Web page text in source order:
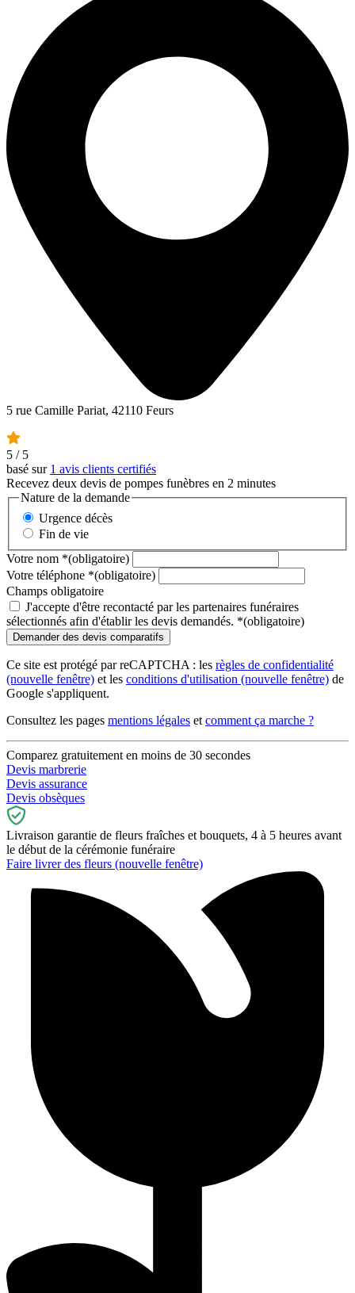
5 rue Camille Pariat, 42110 Feurs
5 / 5
basé sur 1 avis clients certifiés
Recevez deux devis de pompes funèbres en 2 minutes
Nature de la demande
Urgence décès
Fin de vie
Votre nom *(obligatoire)
Votre téléphone *(obligatoire)
Champs obligatoire
J'accepte d'être recontacté par les partenaires funéraires
sélectionnés afin d'établir les devis demandés. *(obligatoire)
Ce site est protégé par reCAPTCHA : les règles de confidentialité
(nouvelle fenêtre) et les conditions d'utilisation (nouvelle fenêtre) de
Google s'appliquent.
Consultez les pages mentions légales et comment ça marche ?
Comparez gratuitement en moins de 30 secondes
Devis marbrerie
Devis assurance
Devis obsèques
Livraison garantie de fleurs fraîches et bouquets, 4 à 5 heures avant
le début de la cérémonie funéraire
Faire livrer des fleurs (nouvelle fenêtre)